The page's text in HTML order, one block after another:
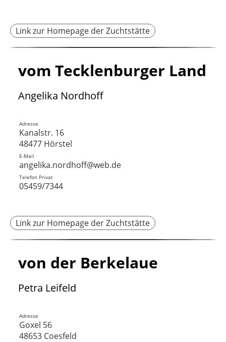
Link zur Homepage der Zuchtstätte
vom Tecklenburger Land
Angelika Nordhoff
Adresse
Kanalstr. 16
48477 Hörstel
E-Mail
angelika.nordhoff@web.de
Telefon Privat
05459/7344
Link zur Homepage der Zuchtstätte
von der Berkelaue
Petra Leifeld
Adresse
Goxel 56
48653 Coesfeld